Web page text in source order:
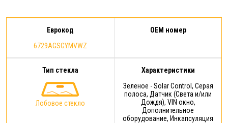
Еврокод
6729AGSGYMVWZ
OEM номер
Тип стекла
Лобовое стекло
Характеристики
Зеленое - Solar Control, Серая
полоса, Датчик (Света и/или
Дождя), VIN окно,
Дополнительное
оборудование, Инкапсуляция